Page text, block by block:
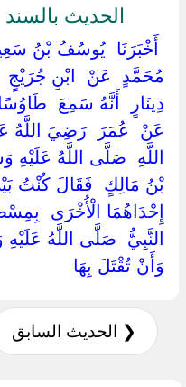
الحديث
‏أَخْبَرَنَا ‏ ‏يُوسُفُ بْنُ
مُحَمَّدٍ ‏ ‏عَنْ ‏ ‏ابْنِ جُرَيْجٍ
دِينَارٍ ‏ ‏أَنَّهُ سَمِعَ
‏عَنْ ‏ ‏عُمَرَ ‏ ‏رَضِيَ اللَّهُ
اللَّهِ ‏ ‏صَلَّى اللَّهُ
بْنُ مَالِكٍ ‏ ‏فَقَالَ كُنْتُ
إِحْدَاهُمَا الْأُخْرَى
النَّبِيُّ ‏ ‏صَلَّى اللَّهُ
‏وَأَنْ تُقْتَلَ بِهَا ‏
❮ الحديث السابق